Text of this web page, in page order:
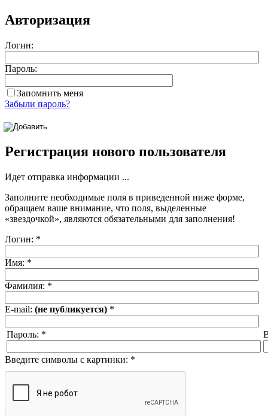
Авторизация
Логин:
Пароль:
Запомнить меня
Забыли пароль?
Регистрация нового пользователя
Идет отправка информации ...
Заполните необходимые поля в приведенной ниже форме,
обращаем ваше внимание, что поля, выделенные
«звездочкой», являются обязательными для заполнения!
Логин: *
Имя: *
Фамилия: *
E-mail: (не публикуется) *
Пароль: *
Введите символы с картинки: *